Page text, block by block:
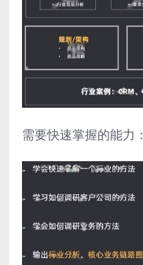
需要快速掌握的能力：